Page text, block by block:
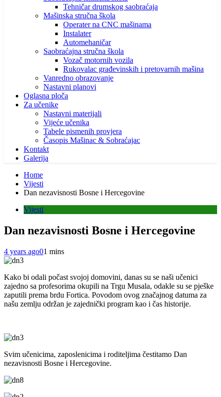
Tehničar drumskog saobraćaja
Mašinska stručna škola
Operater na CNC mašinama
Instalater
Automehaničar
Saobraćajna stručna škola
Vozač motornih vozila
Rukovalac građevinskih i pretovarnih mašina
Vanredno obrazovanje
Nastavni planovi
Oglasna ploča
Za učenike
Nastavni materijali
Vijeće učenika
Tabele pismenih provjera
Časopis Mašinac & Sobraćajac
Kontakt
Galerija
Home
Vijesti
Dan nezavisnosti Bosne i Hercegovine
Vijesti
Dan nezavisnosti Bosne i Hercegovine
4 years ago01 mins
Kako bi odali počast svojoj domovini, danas su se naši učenici
zajedno sa profesorima okupili na Trgu Musala, odakle su se pješke
zaputili prema brdu Fortica. Povodom ovog značajnog datuma za
našu zemlju održan je zajednički program kao i čas historije.
Svim učenicima, zaposlenicima i roditeljima čestitamo Dan
nezavisnosti Bosne i Hercegovine.